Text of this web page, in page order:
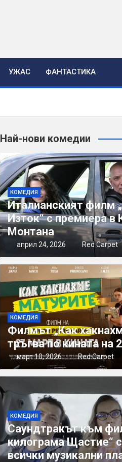
УЖАС ФАНТАСТИКА
Най-нови комедии
КОМЕДИЯ
Италианският филм
Изток“ с премиера в
Монтана
април 24, 2026 Red Carpet
КОМЕДИЯ
Филмът „Как
тръгва по кината на
март 10, 2026 Red Carpet
КОМЕДИЯ
Саундтракът към
килограма Щастие“
всички музикални